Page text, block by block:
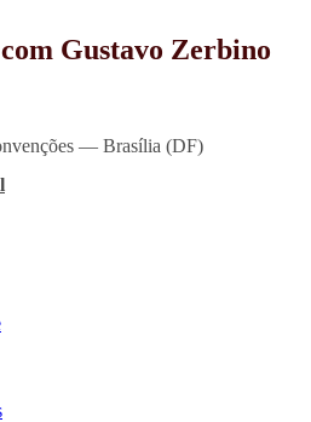
Gustavo Zerbino
— Brasília (DF)